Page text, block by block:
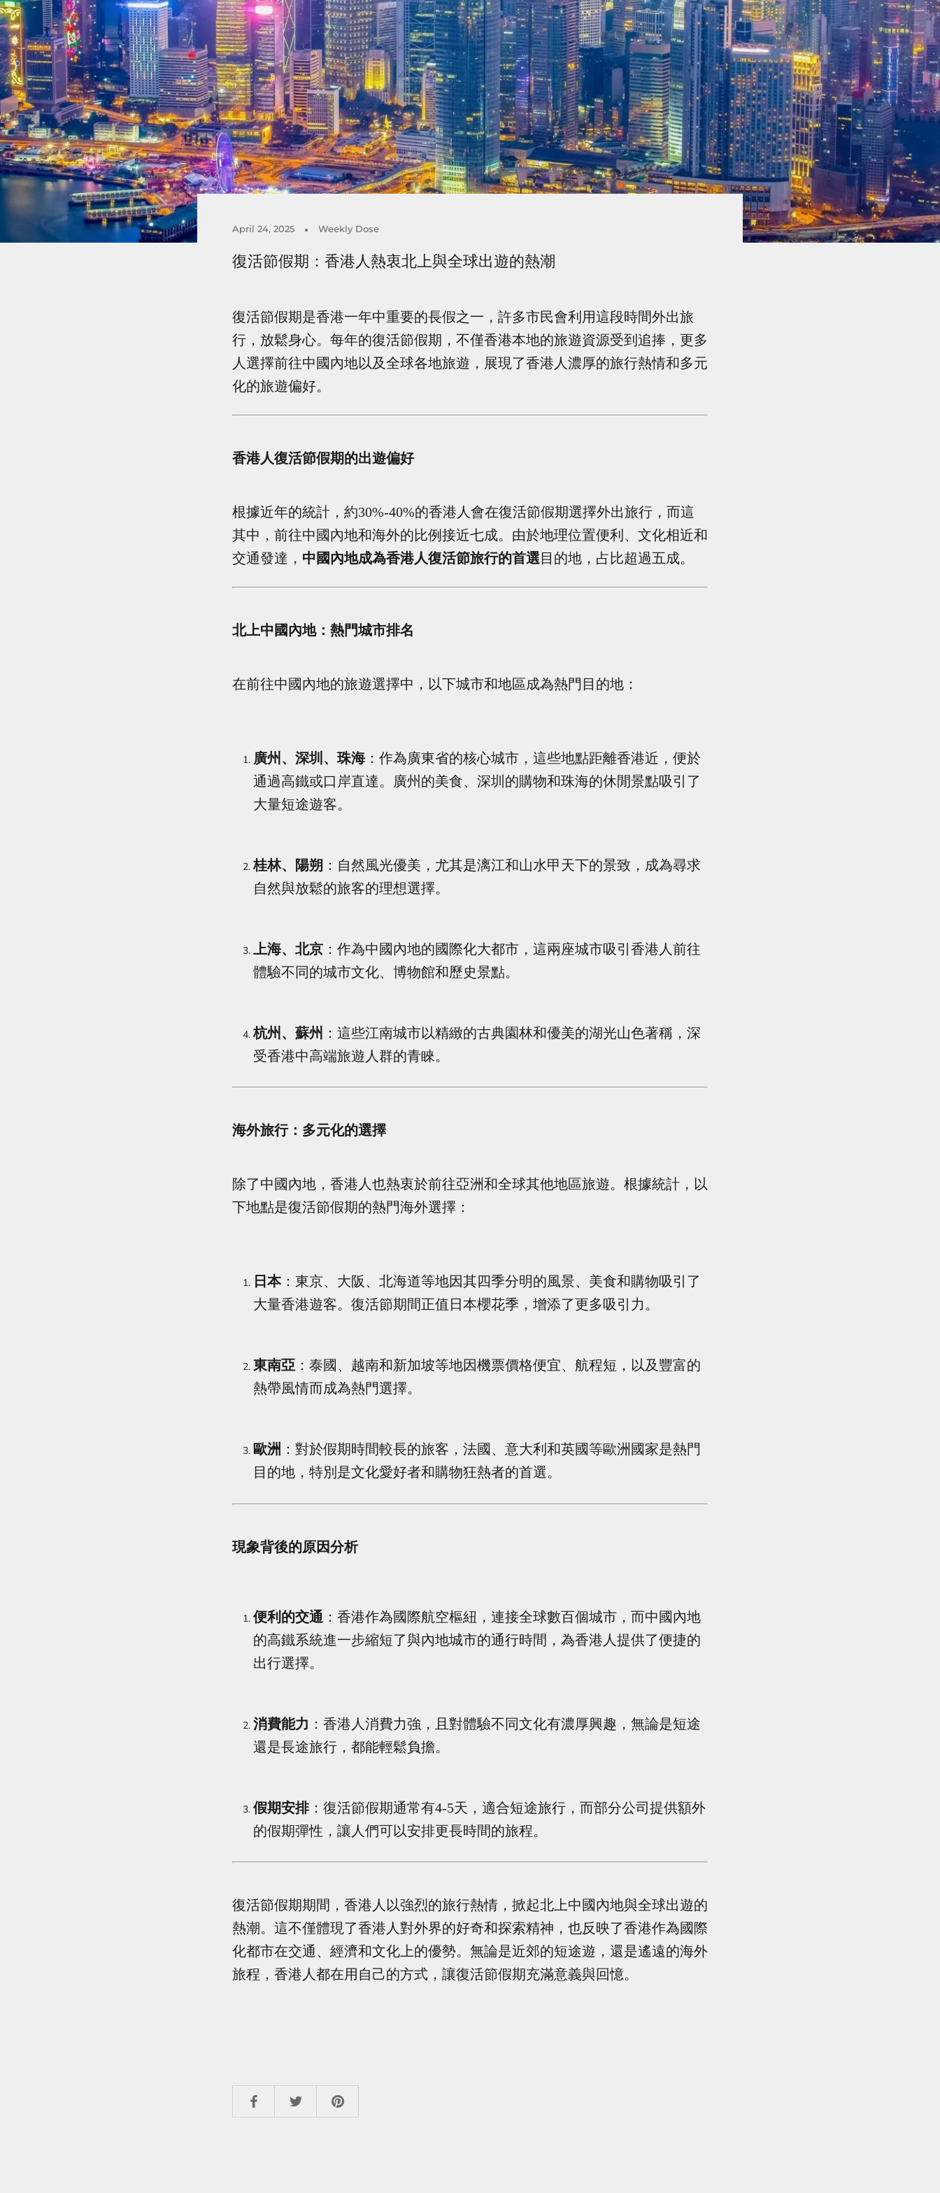
April 24, 2025 Weekly Dose
復活節假期：香港人熱衷北上與全球出遊的熱潮
復活節假期是香港一年中重要的長假之一，許多市民會利用這段時間外出旅
行，放鬆身心。每年的復活節假期，不僅香港本地的旅遊資源受到追捧，更多
人選擇前往中國內地以及全球各地旅遊，展現了香港人濃厚的旅行熱情和多元
化的旅遊偏好。
香港人復活節假期的出遊偏好
根據近年的統計，約30%-40%的香港人會在復活節假期選擇外出旅行，而這
其中，前往中國內地和海外的比例接近七成。由於地理位置便利、文化相近和
交通發達， 中國內地成為香港人復活節旅行的首選 目的地，占比超過五成。
北上中國內地：熱門城市排名
在前往中國內地的旅遊選擇中，以下城市和地區成為熱門目的地：
廣州、深圳、珠海：作為廣東省的核心城市，這些地點距離香港近，便於
通過高鐵或口岸直達。廣州的美食、深圳的購物和珠海的休閒景點吸引了
大量短途遊客。
桂林、陽朔 ：自然風光優美，尤其是漓江和山水甲天下的景致，成為尋求
自然與放鬆的旅客的理想選擇。
上海、北京 ：作為中國內地的國際化大都市，這兩座城市吸引香港人前往
體驗不同的城市文化、博物館和歷史景點。
杭州、蘇州 ：這些江南城市以精緻的古典園林和優美的湖光山色著稱，深
受香港中高端旅遊人群的青睞。
海外旅行：多元化的選擇
除了中國內地，香港人也熱衷於前往亞洲和全球其他地區旅遊。根據統計，以
下地點是復活節假期的熱門海外選擇：
日本：東京、大阪、北海道等地因其四季分明的風景、美食和購物吸引了
大量香港遊客。復活節期間正值日本櫻花季，增添了更多吸引力。
東南亞 ：泰國、越南和新加坡等地因機票價格便宜、航程短，以及豐富的
熱帶風情而成為熱門選擇。
歐洲 ：對於假期時間較長的旅客，法國、意大利和英國等歐洲國家是熱門
目的地，特別是文化愛好者和購物狂熱者的首選。
現象背後的原因分析
便利的交通 ：香港作為國際航空樞紐，連接全球數百個城市，而中國內地
的高鐵系統進一步縮短了與內地城市的通行時間，為香港人提供了便捷的
出行選擇。
消費能力 ：香港人消費力強，且對體驗不同文化有濃厚興趣，無論是短途
還是長途旅行，都能輕鬆負擔。
假期安排：復活節假期通常有4-5天，適合短途旅行，而部分公司提供額外
的假期彈性，讓人們可以安排更長時間的旅程。
復活節假期期間，香港人以強烈的旅行熱情，掀起北上中國內地與全球出遊的
熱潮。這不僅體現了香港人對外界的好奇和探索精神，也反映了香港作為國際
化都市在交通、經濟和文化上的優勢。無論是近郊的短途遊，還是遙遠的海外
旅程，香港人都在用自己的方式，讓復活節假期充滿意義與回憶。